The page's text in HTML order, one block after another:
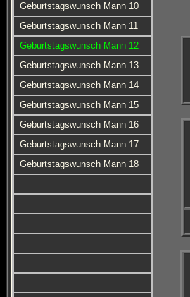
Geburtstagswunsch Mann 10
Geburtstagswunsch Mann 11
Geburtstagswunsch Mann 12
Geburtstagswunsch Mann 13
Geburtstagswunsch Mann 14
Geburtstagswunsch Mann 15
Geburtstagswunsch Mann 16
Geburtstagswunsch Mann 17
Geburtstagswunsch Mann 18